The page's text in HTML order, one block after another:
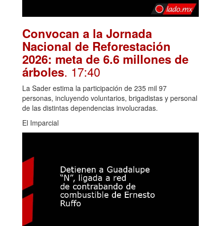
Convocan a la Jornada
Nacional de Reforestación
2026: meta de 6.6 millones de
árboles. 17:40
La Sader estima la participación de 235 mil 97
personas, incluyendo voluntarios, brigadistas y personal
de las distintas dependencias involucradas.
El Imparcial